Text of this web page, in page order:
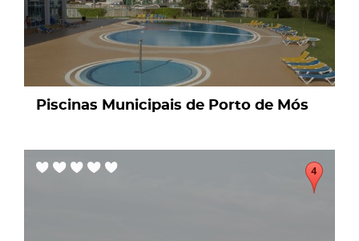
Piscinas Municipais de Porto de Mós
page